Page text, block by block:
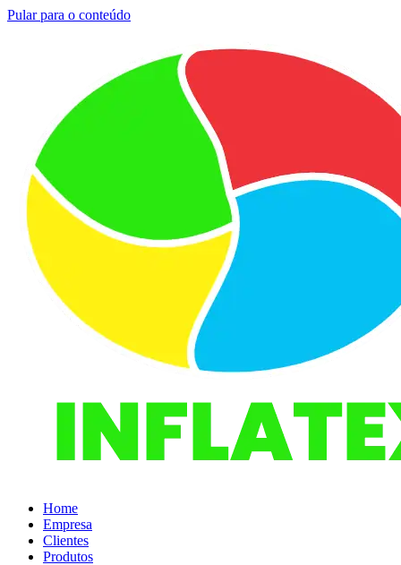
Pular para o conteúdo
Home
Empresa
Clientes
Produtos